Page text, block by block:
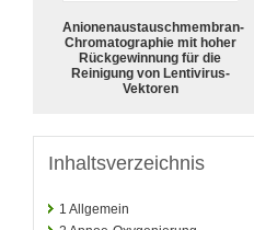
Anionenaustauschmembran-
Chromatographie mit hoher
Rückgewinnung für die
Reinigung von Lentivirus-
Vektoren
Inhaltsverzeichnis
1 Allgemein